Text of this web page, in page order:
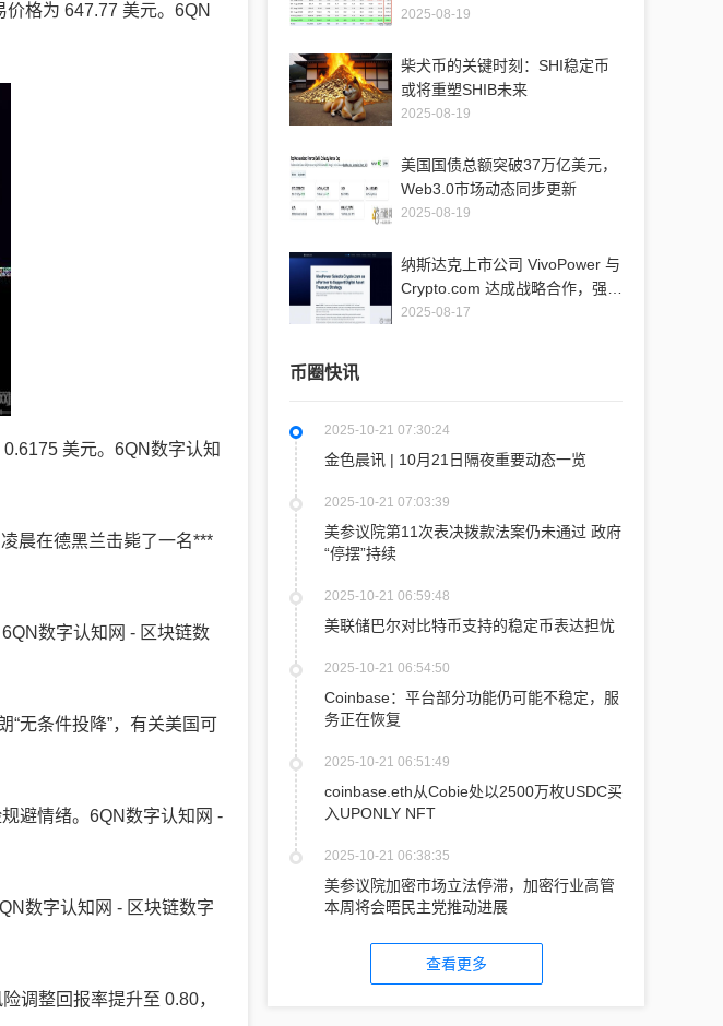
格为 647.77 美元。6QN
美元。6QN数字认知
晨在德黑兰击毙了一名***
数字认知网 - 区块链数
“无条件投降”，有关美国可
避情绪。6QN数字认知网 -
数字认知网 - 区块链数字
调整回报率提升至 0.80，
2025-08-19
柴犬币的关键时刻：SHI稳定币
或将重塑SHIB未来
2025-08-19
美国国债总额突破37万亿美元，
Web3.0市场动态同步更新
2025-08-19
纳斯达克上市公司 VivoPower 与
Crypto.com 达成战略合作，强化
XRP 机构托管安全性
2025-08-17
币圈快讯
2025-10-21 07:30:24
金色晨讯 | 10月21日隔夜重要动态一览
2025-10-21 07:03:39
美参议院第11次表决拨款法案仍未通过 政府
“停摆”持续
2025-10-21 06:59:48
美联储巴尔对比特币支持的稳定币表达担忧
2025-10-21 06:54:50
Coinbase：平台部分功能仍可能不稳定，服
务正在恢复
2025-10-21 06:51:49
coinbase.eth从Cobie处以2500万枚USDC买
入UPONLY NFT
2025-10-21 06:38:35
美参议院加密市场立法停滞，加密行业高管
本周将会晤民主党推动进展
查看更多